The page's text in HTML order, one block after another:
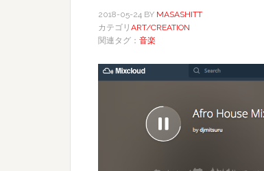
2018-05-24 BY MASASHITT
カテゴリ ART/CREATION
関連タグ： 音楽